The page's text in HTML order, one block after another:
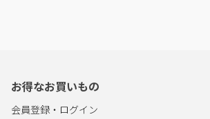
お得なお買いもの
会員登録・ログイン